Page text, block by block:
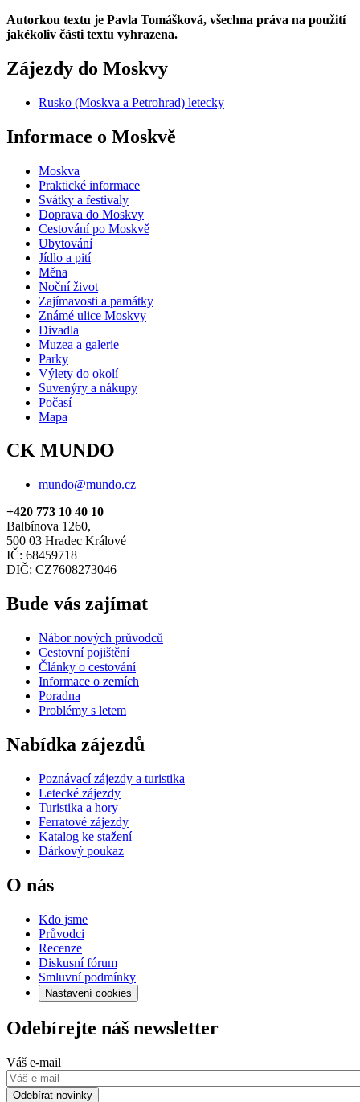
Autorkou textu je Pavla Tomášková, všechna práva na použití
jakékoliv části textu vyhrazena.
Zájezdy do Moskvy
Rusko (Moskva a Petrohrad) letecky
Informace o Moskvě
Moskva
Praktické informace
Svátky a festivaly
Doprava do Moskvy
Cestování po Moskvě
Ubytování
Jídlo a pití
Měna
Noční život
Zajímavosti a památky
Známé ulice Moskvy
Divadla
Muzea a galerie
Parky
Výlety do okolí
Suvenýry a nákupy
Počasí
Mapa
CK MUNDO
mundo@mundo.cz
+420 773 10 40 10
Balbínova 1260,
500 03 Hradec Králové
IČ: 68459718
DIČ: CZ7608273046
Bude vás zajímat
Nábor nových průvodců
Cestovní pojištění
Články o cestování
Informace o zemích
Poradna
Problémy s letem
Nabídka zájezdů
Poznávací zájezdy a turistika
Letecké zájezdy
Turistika a hory
Ferratové zájezdy
Katalog ke stažení
Dárkový poukaz
O nás
Kdo jsme
Průvodci
Recenze
Diskusní fórum
Smluvní podmínky
Nastavení cookies
Odebírejte náš newsletter
Váš e-mail
Odebírat novinky